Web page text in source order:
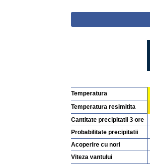
Temperatura
Temperatura resimitita
Cantitate precipitatii 3 ore
Probabilitate precipitatii
Acoperire cu nori
Viteza vantului